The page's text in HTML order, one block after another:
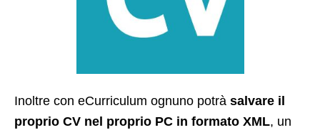
Inoltre con eCurriculum ognuno potrà salvare il
proprio CV nel proprio PC in formato XML, un